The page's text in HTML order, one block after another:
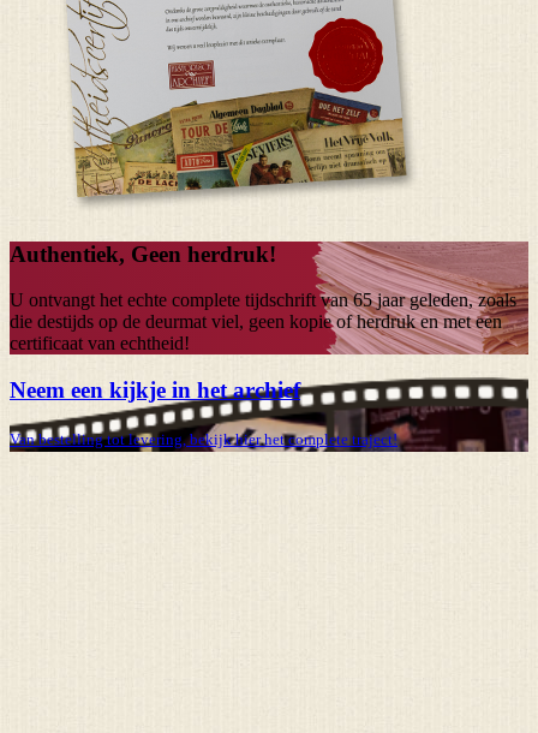
Authentiek, Geen herdruk!
U ontvangt het echte complete tijdschrift van65 jaargeleden, zoals
die destijds op de deurmat viel, geen kopie of herdruk en met een
certificaat van echtheid!
Neem een kijkje in het archief
Van bestelling tot levering, bekijk hier het complete traject!